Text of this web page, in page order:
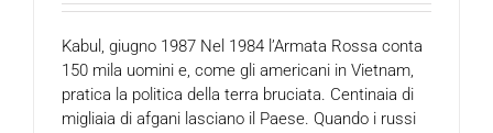
Kabul, giugno 1987 Nel 1984 l’Armata Rossa conta
150 mila uomini e, come gli americani in Vietnam,
pratica la politica della terra bruciata. Centinaia di
migliaia di afgani lasciano il Paese. Quando i russi